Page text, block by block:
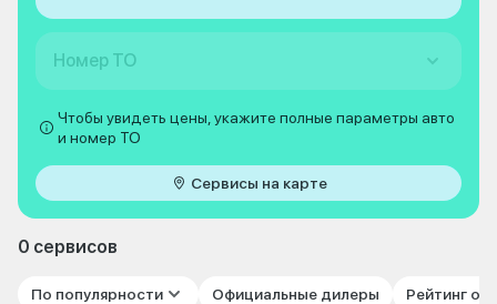
Номер ТО
Чтобы увидеть цены, укажите полные параметры авто
и номер ТО
Сервисы на карте
0 сервисов
По популярности Официальные дилеры Рейтинг